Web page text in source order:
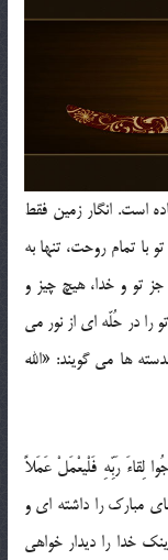
است. انگار زمین فقط
تمام روحت، تنها به
تو و خدا، هیچ چیز و
در حُلّه ای از نور می
ها می گویند: «الله
لِقاءَ رَبِّهِ فَلْیعْمَلْ عَمَلاً
مبارک را داشته ای و
خدا را دیدار خواهی